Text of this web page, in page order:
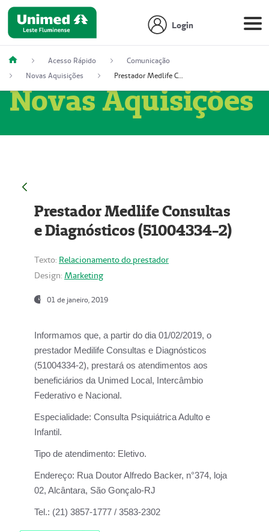
Login
Acesso Rápido
Comunicação
Novas Aquisições
Prestador Medlife Consultas e Diagnósticos (51004334-2)
Novas Aquisições
Prestador Medlife Consultas
e Diagnósticos (51004334-2)
Texto: Relacionamento do prestador
Design: Marketing
01 de janeiro, 2019
Informamos que, a partir do dia 01/02/2019, o
prestador Medilife Consultas e Diagnósticos
(51004334-2), prestará os atendimentos aos
beneficiários da Unimed Local, Intercâmbio
Federativo e Nacional.
Especialidade: Consulta Psiquiátrica Adulto e
Infantil.
Tipo de atendimento: Eletivo.
Endereço: Rua Doutor Alfredo Backer, n°374, loja
02, Alcântara, São Gonçalo-RJ
Tel.: (21) 3857-1777 / 3583-2302